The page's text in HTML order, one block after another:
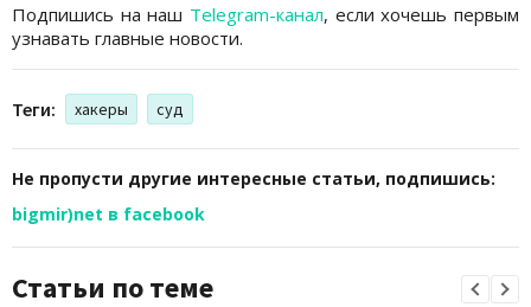
Подпишись на наш Telegram-канал, если хочешь первым
узнавать главные новости.
Теги: хакеры суд
Не пропусти другие интересные статьи, подпишись:
bigmir)net в facebook
Статьи по теме